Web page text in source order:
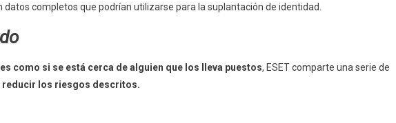
completos que podrían utilizarse para la suplantación de identidad.
como si se está cerca de alguien que los lleva puestos, ESET comparte una serie de
reducir los riesgos descritos.